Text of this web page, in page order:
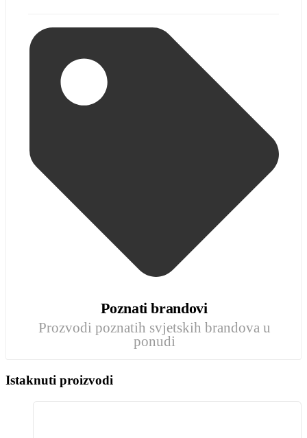
Poznati brandovi
Prozvodi poznatih svjetskih brandova u
ponudi
Istaknuti proizvodi